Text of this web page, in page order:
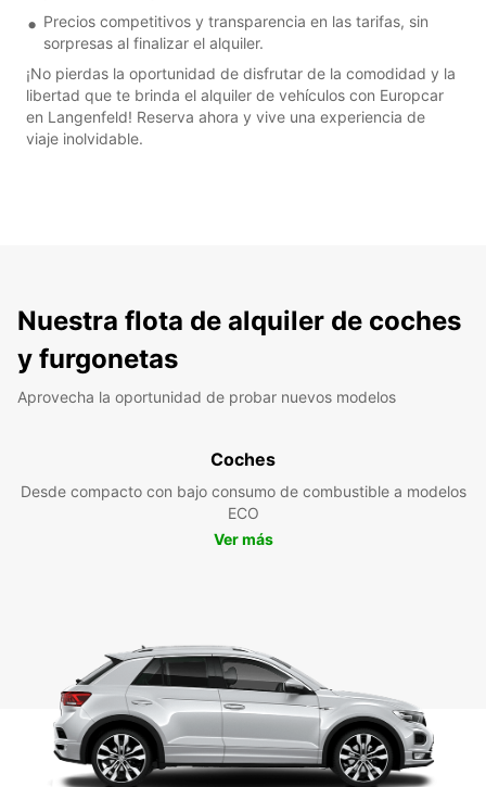
Precios competitivos y transparencia en las tarifas, sin
sorpresas al finalizar el alquiler.
¡No pierdas la oportunidad de disfrutar de la comodidad y la
libertad que te brinda el alquiler de vehículos con Europcar
en Langenfeld! Reserva ahora y vive una experiencia de
viaje inolvidable.
Nuestra flota de alquiler de coches
y furgonetas
Aprovecha la oportunidad de probar nuevos modelos
Coches
Desde compacto con bajo consumo de combustible a modelos
ECO
Ver más